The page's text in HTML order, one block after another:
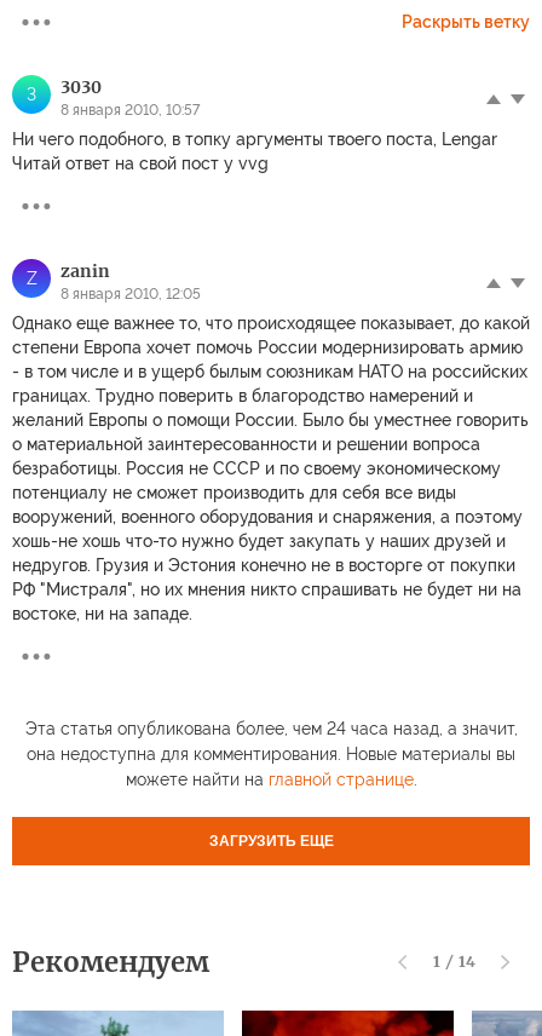
Раскрыть ветку
3 3030
8 января 2010, 10:57
Ни чего подобного, в топку аргументы твоего поста, Lengar
Читай ответ на свой пост у vvg
Z zanin
8 января 2010, 12:05
Однако еще важнее то, что происходящее показывает, до какой
степени Европа хочет помочь России модернизировать армию
- в том числе и в ущерб былым союзникам НАТО на российских
границах. Трудно поверить в благородство намерений и
желаний Европы о помощи России. Было бы уместнее говорить
о материальной заинтересованности и решении вопроса
безработицы. Россия не СССР и по своему экономическому
потенциалу не сможет производить для себя все виды
вооружений, военного оборудования и снаряжения, а поэтому
хошь-не хошь что-то нужно будет закупать у наших друзей и
недругов. Грузия и Эстония конечно не в восторге от покупки
РФ "Мистраля", но их мнения никто спрашивать не будет ни на
востоке, ни на западе.
Эта статья опубликована более, чем 24 часа назад, а значит,
она недоступна для комментирования. Новые материалы вы
можете найти на главной странице.
ЗАГРУЗИТЬ ЕЩЕ
Рекомендуем 1 / 14